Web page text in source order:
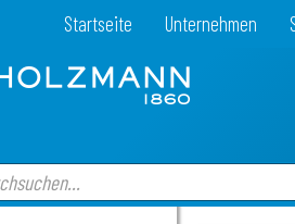
Startseite Unternehmen